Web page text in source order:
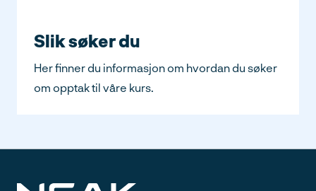
Slik søker du
Her finner du informasjon om hvordan du søker
om opptak til våre kurs.